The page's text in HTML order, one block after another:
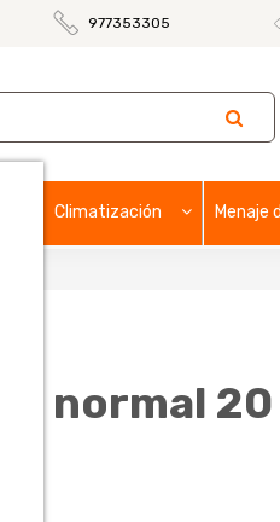
977353305
Climatización Menaje
normal